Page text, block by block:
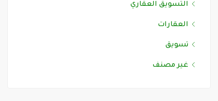
التسويق العقاري
العقارات
تسويق
غير مصنف